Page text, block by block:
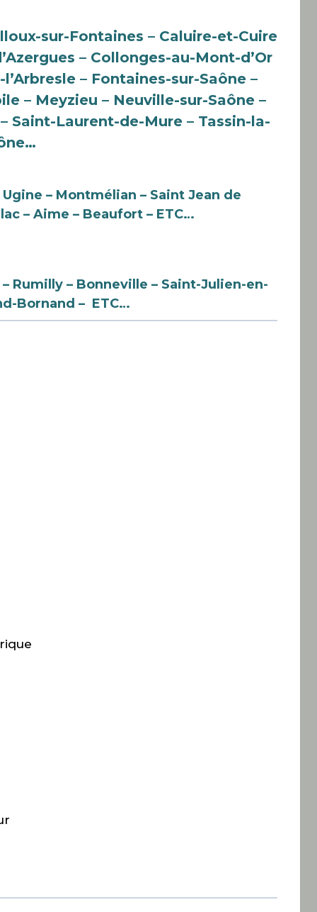
sur-Fontaines – Caluire-et-Cuire
– Collonges-au-Mont-d’Or
– Fontaines-sur-Saône –
– Meyzieu – Neuville-sur-Saône –
Saint-Laurent-de-Mure – Tassin-la-
– Montmélian – Saint Jean de
– Aime – Beaufort – ETC…
– Rumilly – Bonneville – Saint-Julien-en-
Bornand – ETC…